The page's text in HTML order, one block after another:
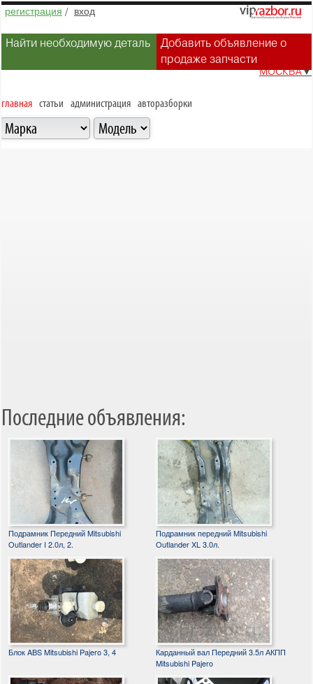
регистрация / вход
Найти необходимую деталь
Добавить объявление о
продаже запчасти
МОСКВА▼
главная статьи администрация авторазборки
Последние объявления:
Подрамник Передний Mitsubishi
Outlander I 2.0л, 2.
Подрамник передний Mitsubishi
Outlander XL 3.0л.
Блок ABS Mitsubishi Pajero 3, 4
Карданный вал Передний 3.5л АКПП
Mitsubishi Pajero